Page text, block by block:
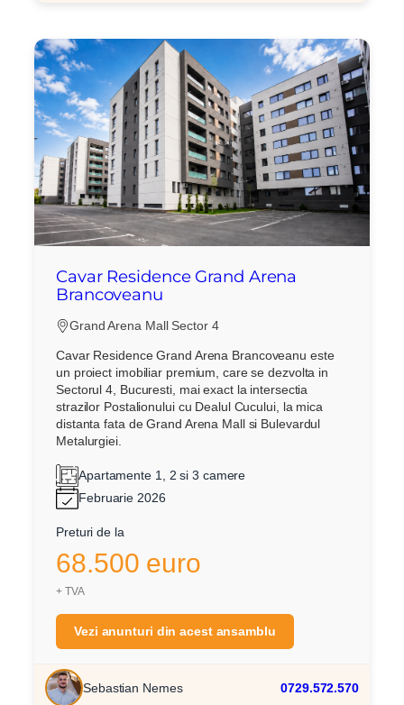
Cavar Residence Grand Arena
Brancoveanu
Grand Arena Mall Sector 4
Cavar Residence Grand Arena Brancoveanu este
un proiect imobiliar premium, care se dezvolta in
Sectorul 4, Bucuresti, mai exact la intersectia
strazilor Postalionului cu Dealul Cucului, la mica
distanta fata de Grand Arena Mall si Bulevardul
Metalurgiei.
Apartamente 1, 2 si 3 camere
Februarie 2026
Preturi de la
68.500 euro
+ TVA
Vezi anunturi din acest ansamblu
Sebastian Nemes 0729.572.570